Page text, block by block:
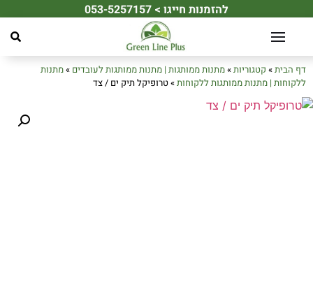
להזמנות חייגו > 053-5257157
דף הבית» קטגוריות»מתנות ממותגות | מתנות ממותגות לעובדים »מתנות
ללקוחות | מתנות ממותגות ללקוחות»טרופיקל תיק ים / צד